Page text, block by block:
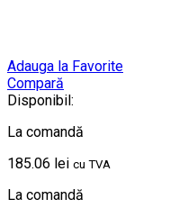
Adauga la Favorite
Compară
Disponibil:
La comandă
185.06 lei cu TVA
La comandă